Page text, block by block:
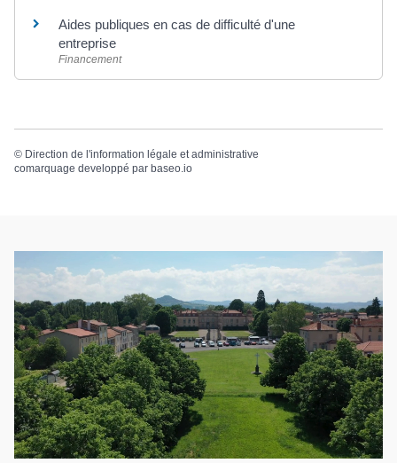
Aides publiques en cas de difficulté d'une
entreprise
Financement
© Direction de l'information légale et administrative
comarquage developpé par baseo.io